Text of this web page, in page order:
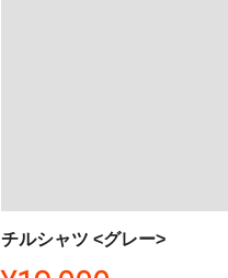
チルシャツ <グレー>